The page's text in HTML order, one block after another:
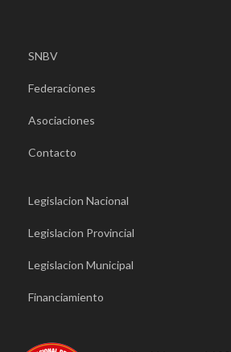
SNBV
Federaciones
Asociaciones
Contacto
Legislacion Nacional
Legislacion Provincial
Legislacion Municipal
Financiamiento